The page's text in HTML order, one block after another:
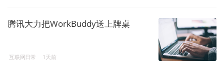
腾讯大力把WorkBuddy送上牌桌
互联网日常 1天前